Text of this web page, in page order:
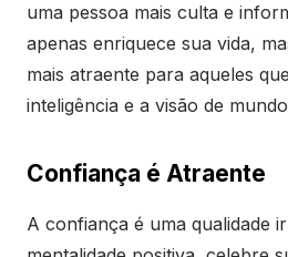
uma pessoa mais culta e
apenas enriquece sua vida,
mais atraente para aqueles
inteligência e a visão de
Confiança é Atraente
A confiança é uma qualidade